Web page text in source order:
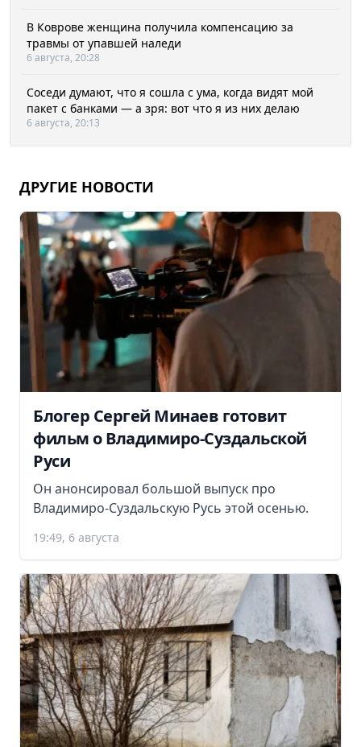
В Коврове женщина получила компенсацию за
травмы от упавшей наледи
6 августа, 20:28
Соседи думают, что я сошла с ума, когда видят мой
пакет с банками — а зря: вот что я из них делаю
6 августа, 20:13
ДРУГИЕ НОВОСТИ
Блогер Сергей Минаев готовит
фильм о Владимиро-Суздальской
Руси
Он анонсировал большой выпуск про
Владимиро-Суздальскую Русь этой осенью.
19:49, 6 августа